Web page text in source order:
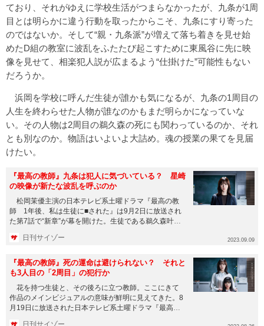
ており、それがゆえに学校生活がつまらなかったが、九条が1周
目とは明らかに違う行動を取ったからこそ、九条にすり寄った
のではないか。そして“親・九条派”が増えて落ち着きを見せ始
めたD組の教室に波乱をふたたび起こすために東風谷に先に映
像を見せて、相楽犯人説が広まるよう“仕掛けた”可能性もない
だろうか。
浜岡を学校に呼んだ生徒が誰かも気になるが、九条の1周目の
人生を終わらせた人物が誰なのかもまだ明らかになっていな
い。その人物は2周目の鵜久森の死にも関わっているのか、それ
とも別なのか。物語はいよいよ大詰め。魂の授業の果てを見届
けたい。
『最高の教師』九条は犯人に気づいている？ 星崎
の映像が新たな波乱を呼ぶのか
松岡茉優主演の日本テレビ系土曜ドラマ『最高の教
師 1年後、私は生徒に■された』は9月2日に放送され
た第7話で“新章”が幕を開けた。生徒である鵜久森叶
日刊サイゾー 2023.09.09
『最高の教師』死の運命は避けられない？ それと
も3人目の「2周目」の犯行か
花を持つ生徒と、その後ろに立つ教師。ここにきて
作品のメインビジュアルの意味が鮮明に見えてきた。8
月19日に放送された日本テレビ系土曜ドラマ『最高の
日刊サイゾー